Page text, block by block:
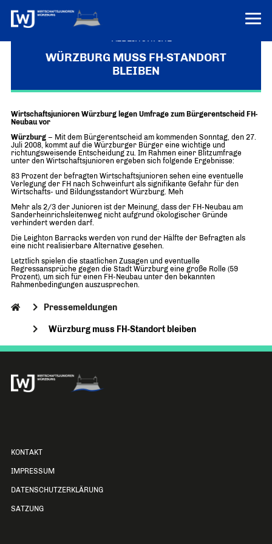
VEREINONLINE
AKTUELLES
ÜBER UNS
Über uns
WER WIR SIND & DER VORSITZ
Über uns
Forum „Junge Wirtschaft“ – Mitgliedermagazin
Mitglieder
UNSER NETZWERK
Mitglieder
Senatoren
TERMINE
PRESSEMELDUNGEN
INFORMATIONEN
Ziele
Imagefilm
Merchandising-Klamotten
WÜRZBURG MUSS FH-STANDORT
BLEIBEN
Wirtschaftsjunioren Würzburg legen Umfrage zum Bürgerentscheid FH-
Neubau vor
Würzburg – Mit dem Bürgerentscheid am kommenden Sonntag, den 27.
Juli 2008, kommt auf die Würzburger Bürger eine wichtige und
richtungsweisende Entscheidung zu. Im Rahmen einer Blitzumfrage
unter den Wirtschaftsjunioren ergeben sich folgende Ergebnisse:
83 Prozent der befragten Wirtschaftsjunioren sehen eine eventuelle
Verlegung der FH nach Schweinfurt als signifikante Gefahr für den
Wirtschafts- und Bildungsstandort Würzburg. Meh
Mehr als 2/3 der Junioren ist der Meinung, dass der FH-Neubau am
Sanderheinrichsleitenweg nicht aufgrund ökologischer Gründe
verhindert werden darf.
Die Leighton Barracks werden von rund der Hälfte der Befragten als
eine nicht realisierbare Alternative gesehen.
Letztlich spielen die staatlichen Zusagen und eventuelle
Regressansprüche gegen die Stadt Würzburg eine große Rolle (59
Prozent), um sich für einen FH-Neubau unter den bekannten
Rahmenbedingungen auszusprechen.
Pressemeldungen
Würzburg muss FH-Standort bleiben
KONTAKT
IMPRESSUM
DATENSCHUTZERKLÄRUNG
SATZUNG